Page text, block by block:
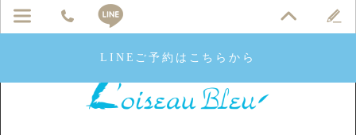
LINEご予約はこちらから